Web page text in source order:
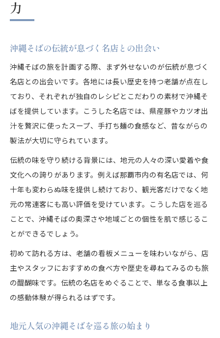
沖縄そばの高評価店に学ぶ味のこだわり
沖縄そば有名店の伝統と進化を感じて
麺とスープが紡ぐ沖縄そば旅の思い出
沖縄そばの麺とスープが織りなす物語
沖縄そばランキング食べログで味巡り
沖縄そば名店で体験する唯一無二の一杯
沖縄そば旅で心に残る味を見つける方法
食べ歩きで楽しむ沖縄そば体験ガイド
沖縄そばを食べ歩きで満喫するコツ
沖縄そば有名店めぐりの楽しみ方ガイド
沖縄そばランキング2024を参考に巡る旅
沖縄本島で沖縄そば食べ歩きの魅力発見
沖縄そば地元人気那覇の店を効率良く巡る
地元で人気の沖縄そば巡り旅の楽しさ
沖縄そば地元人気那覇の味わいを探求
沖縄そばランキングで話題の店を体験
力
沖縄そばの伝統が息づく名店との出会い
沖縄そばの旅を計画する際、まず外せないのが伝統が息づく
名店との出会いです。各地には長い歴史を持つ老舗が点在し
ており、それぞれが独自のレシピとこだわりの素材で沖縄そ
ばを提供しています。こうした名店では、県産豚やカツオ出
汁を贅沢に使ったスープ、手打ち麺の食感など、昔ながらの
製法が大切に守られています。
伝統の味を守り続ける背景には、地元の人々の深い愛着や食
文化への誇りがあります。例えば那覇市内の有名店では、何
十年も変わらぬ味を提供し続けており、観光客だけでなく地
元の常連客にも高い評価を受けています。こうした店を巡る
ことで、沖縄そばの奥深さや地域ごとの個性を肌で感じるこ
とができるでしょう。
初めて訪れる方は、老舗の看板メニューを味わいながら、店
主やスタッフにおすすめの食べ方や歴史を尋ねてみるのも旅
の醍醐味です。伝統の名店をめぐることで、単なる食事以上
の感動体験が得られるはずです。
地元人気の沖縄そばを巡る旅の始まり